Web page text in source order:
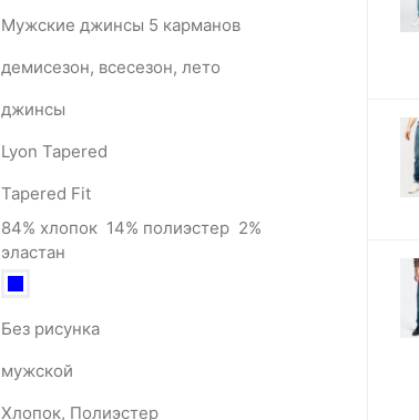
Мужские джинсы 5 карманов
демисезон, всесезон, лето
джинсы
Lyon Tapered
Tapered Fit
84% хлопок 14% полиэстер 2%
эластан
Без рисунка
мужской
Хлопок, Полиэстер